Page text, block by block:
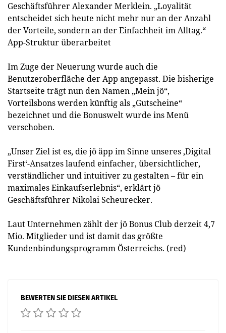
Geschäftsführer Alexander Merklein. „Loyalität
entscheidet sich heute nicht mehr nur an der Anzahl
der Vorteile, sondern an der Einfachheit im Alltag.“
App-Struktur überarbeitet
Im Zuge der Neuerung wurde auch die
Benutzeroberfläche der App angepasst. Die bisherige
Startseite trägt nun den Namen „Mein jö“,
Vorteilsbons werden künftig als „Gutscheine“
bezeichnet und die Bonuswelt wurde ins Menü
verschoben.
„Unser Ziel ist es, die jö äpp im Sinne unseres ‚Digital
First‘-Ansatzes laufend einfacher, übersichtlicher,
verständlicher und intuitiver zu gestalten – für ein
maximales Einkaufserlebnis“, erklärt jö
Geschäftsführer Nikolai Scheurecker.
Laut Unternehmen zählt der jö Bonus Club derzeit 4,7
Mio. Mitglieder und ist damit das größte
Kundenbindungsprogramm Österreichs. (red)
BEWERTEN SIE DIESEN ARTIKEL